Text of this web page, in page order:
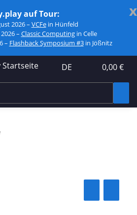
x
auf Tour:
2026 – VCFein Hünfeld
– Classic Computingin Celle
– Flashback Symposium #3in Jößnitz
DE 0,00 €